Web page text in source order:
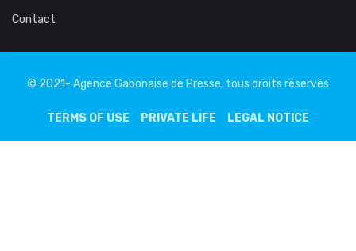
Contact
© 2021- Agence Gabonaise de Presse, tous droits réservés
TERMS OF USE PRIVATE LIFE LEGAL NOTICE